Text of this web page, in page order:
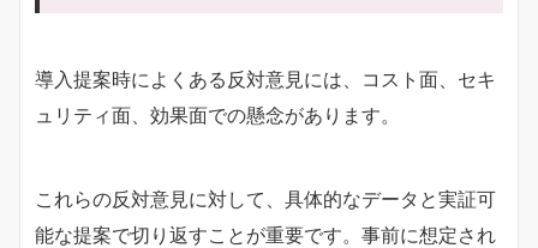
導入提案時によくある反対意見には、コスト面、セキ
ュリティ面、効果面での懸念があります。
これらの反対意見に対して、具体的なデータと実証可
能な提案で切り返すことが重要です。事前に想定され